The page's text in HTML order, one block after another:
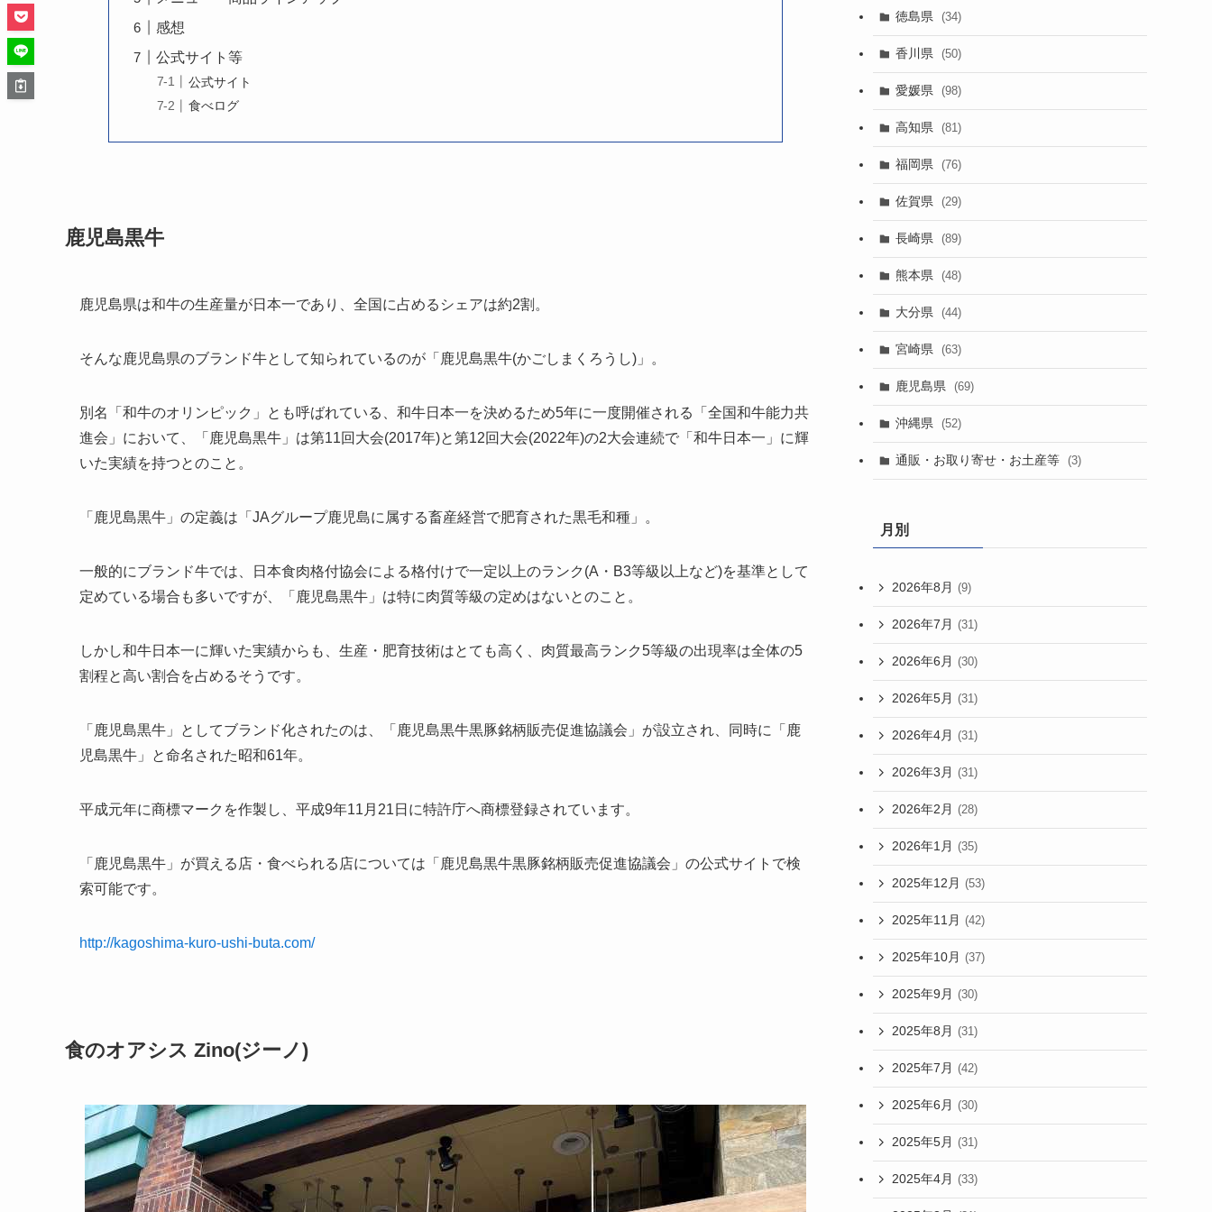
感想
公式サイト等
公式サイト
食べログ
鹿児島黒牛
鹿児島県は和牛の生産量が日本一であり、全国に占めるシェアは約2割。
そんな鹿児島県のブランド牛として知られているのが「鹿児島黒牛(かごしまくろうし)」。
別名「和牛のオリンピック」とも呼ばれている、和牛日本一を決めるため5年に一度開催される「全国和牛能力共
進会」において、「鹿児島黒牛」は第11回大会(2017年)と第12回大会(2022年)の2大会連続で「和牛日本一」に輝
いた実績を持つとのこと。
「鹿児島黒牛」の定義は「JAグループ鹿児島に属する畜産経営で肥育された黒毛和種」。
一般的にブランド牛では、日本食肉格付協会による格付けで一定以上のランク(A・B3等級以上など)を基準として
定めている場合も多いですが、「鹿児島黒牛」は特に肉質等級の定めはないとのこと。
しかし和牛日本一に輝いた実績からも、生産・肥育技術はとても高く、肉質最高ランク5等級の出現率は全体の5
割程と高い割合を占めるそうです。
「鹿児島黒牛」としてブランド化されたのは、「鹿児島黒牛黒豚銘柄販売促進協議会」が設立され、同時に「鹿
児島黒牛」と命名された昭和61年。
平成元年に商標マークを作製し、平成9年11月21日に特許庁へ商標登録されています。
「鹿児島黒牛」が買える店・食べられる店については「鹿児島黒牛黒豚銘柄販売促進協議会」の公式サイトで検
索可能です。
http://kagoshima-kuro-ushi-buta.com/
食のオアシス Zino(ジーノ)
徳島県 (34)
香川県 (50)
愛媛県 (98)
高知県 (81)
福岡県 (76)
佐賀県 (29)
長崎県 (89)
熊本県 (48)
大分県 (44)
宮崎県 (63)
鹿児島県 (69)
沖縄県 (52)
通販・お取り寄せ・お土産等 (3)
月別
2026年8月 (9)
2026年7月 (31)
2026年6月 (30)
2026年5月 (31)
2026年4月 (31)
2026年3月 (31)
2026年2月 (28)
2026年1月 (35)
2025年12月 (53)
2025年11月 (42)
2025年10月 (37)
2025年9月 (30)
2025年8月 (31)
2025年7月 (42)
2025年6月 (30)
2025年5月 (31)
2025年4月 (33)